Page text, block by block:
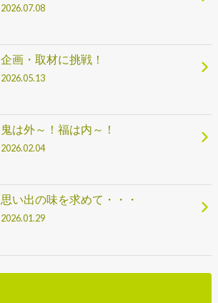
2026.07.08
企画・取材に挑戦！
2026.05.13
鬼は外～！福は内～！
2026.02.04
思い出の味を求めて・・・
2026.01.29